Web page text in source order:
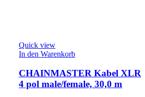
Quick view
In den Warenkorb
CHAINMASTER Kabel XLR
4 pol male/female, 30,0 m